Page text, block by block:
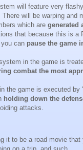
will feature very
will be warping and
which are generated
that because this is a
can pause the game
in the game is
combat the most
the game is executed
holding down the
attacks.
it to be a road movie